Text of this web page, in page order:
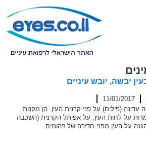
יבשה, יובש עיניים
11/01/2017
(פילים) על פני קרנית העין. הן מקנות
על לחות העין, על אפיתל הקרנית (השכבה
על העין מפני חדירה של זיהומים.